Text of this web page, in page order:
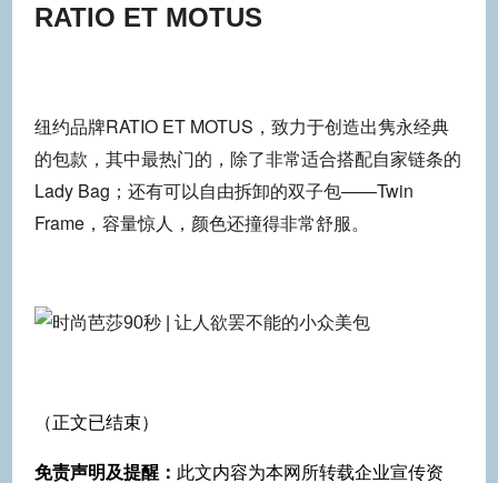
RATIO ET MOTUS
纽约品牌RATIO ET MOTUS，致力于创造出隽永经典
的包款，其中最热门的，除了非常适合搭配自家链条的
Lady Bag；还有可以自由拆卸的双子包——Twin
Frame，容量惊人，颜色还撞得非常舒服。
（正文已结束）
免责声明及提醒： 此文内容为本网所转载企业宣传资